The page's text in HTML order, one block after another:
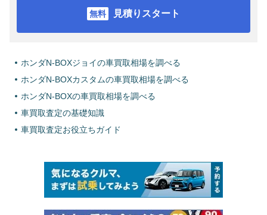
見積りスタート
ホンダN-BOXジョイの車買取相場を調べる
ホンダN-BOXカスタムの車買取相場を調べる
ホンダN-BOXの車買取相場を調べる
車買取査定の基礎知識
車買取査定お役立ちガイド